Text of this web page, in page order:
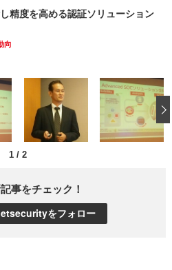
精度を高める認証ソリューション
向
1 / 2
事をチェック！
をフォロー